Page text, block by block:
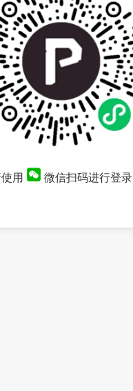
用 微信扫码进行登录